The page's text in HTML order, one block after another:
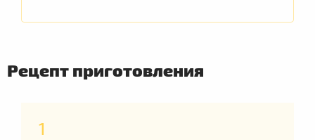
Рецепт приготовления
1